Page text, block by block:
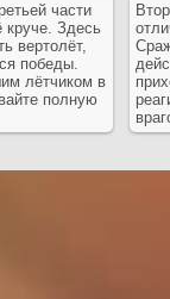
части
круче. Здесь
вертолёт,
победы.
лётчиком в
полную